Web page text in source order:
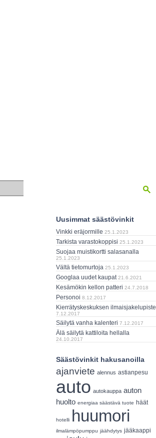
Uusimmat säästövinkit
Vinkki eräjormille 25.1.2023
Tarkista varastokoppisi 25.1.2023
Suojaa muistikortti salasanalla
25.1.2023
Vältä tietomurtoja 25.1.2023
Googlaa uudet kaupat 21.6.2021
Kesämökin kellon patteri 24.7.2018
Personoi 8.12.2017
Kierrätyskeskuksen ilmaisjakelupiste
7.12.2017
Säilytä vanha kalenteri 7.12.2017
Älä säilytä kattiloita hellalla
24.10.2017
Säästövinkit hakusanoilla
ajanviete alennus astianpesu
auto autokauppa auton
huolto energiaa säästävä tuote häät
hotelli huumori
ilmalämpöpumppu jäähdytys jääkaappi